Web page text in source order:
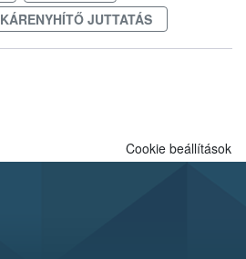
KÁRENYHÍTŐ JUTTATÁS
Cookie beállítások